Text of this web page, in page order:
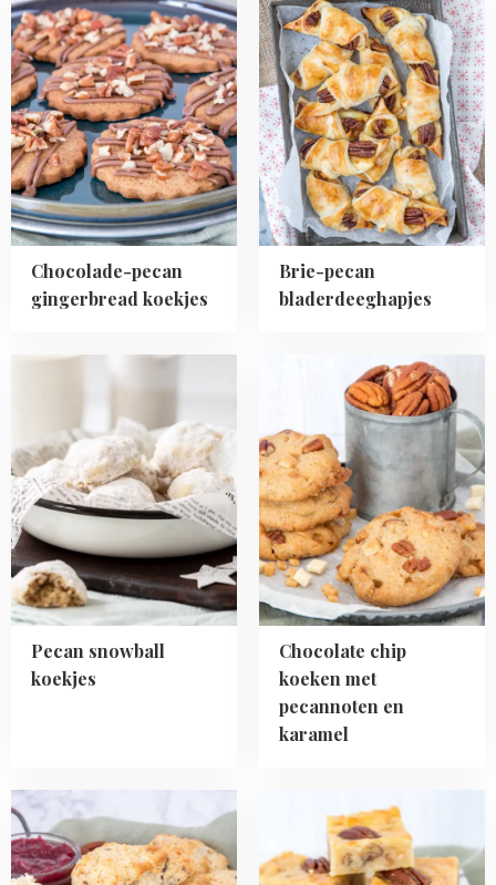
Chocolade-pecan
gingerbread koekjes
more
about
Chocolade-
pecan
gingerbread
koekjes
Brie-pecan
bladerdeeghapjes
more
about
Brie-
pecan
bladerdeeghapjes
Pecan snowball
koekjes
Pecan
snowball
koekjes
Chocolate chip
koeken met
pecannoten en
karamel
Chocolate
chip
koeken
met
pecannoten
en
karamel
Read
more
about
about